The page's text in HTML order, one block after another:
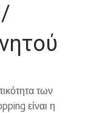
των
είναι η